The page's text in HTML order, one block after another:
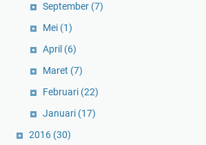
September (7)
Mei (1)
April (6)
Maret (7)
Februari (22)
Januari (17)
2016 (30)